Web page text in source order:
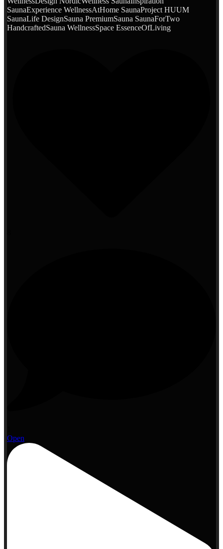
SaunaExperience WellnessAtHome SaunaProject HUUM
SaunaLife DesignSauna PremiumSauna SaunaForTwo
HandcraftedSauna WellnessSpace EssenceOfLiving
Open